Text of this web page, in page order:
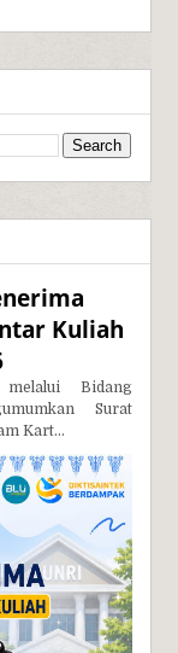
Kuliah
Bidang
Surat
Kart...